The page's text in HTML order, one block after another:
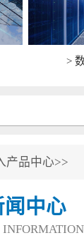
>
产品中心>>
闻中心
INFORMATION